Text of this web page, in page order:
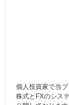
個人投資家で当
株式とFXのシス